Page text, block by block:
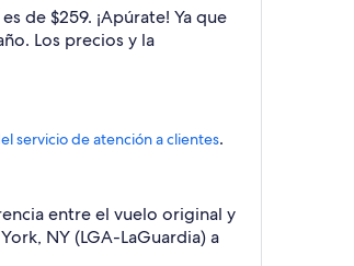
de $259. ¡Apúrate! Ya que
Los precios y la
servicio de atención a clientes.
entre el vuelo original y
NY (LGA-LaGuardia) a